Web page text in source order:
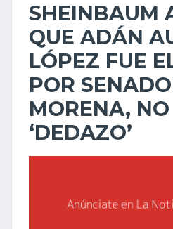
SHEINBAUM
QUE ADÁN
LÓPEZ FUE
POR
MORENA,
‘DEDAZO’